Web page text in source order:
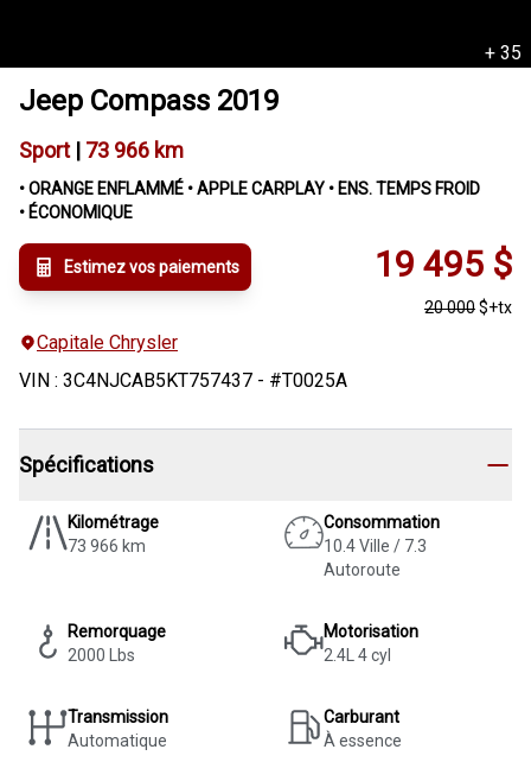
+ 35
Jeep Compass 2019
Sport| 73 966 km
• ORANGE ENFLAMMÉ • APPLE CARPLAY • ENS. TEMPS FROID
• ÉCONOMIQUE
19 495$
20 000$+tx
Estimez vos paiements
Capitale Chrysler
VIN : 3C4NJCAB5KT757437 - #T0025A
Spécifications
Kilométrage
73 966 km
Consommation
10.4 Ville / 7.3
Autoroute
Remorquage
2000 Lbs
Motorisation
2.4L 4 cyl
Transmission
Automatique
Carburant
À essence